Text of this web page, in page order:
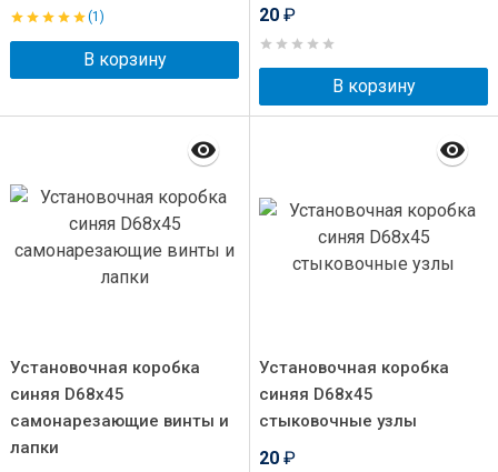
(1)
В корзину
20 ₽
В корзину
Установочная коробка
синяя D68x45
самонарезающие винты и
лапки
Установочная коробка
синяя D68x45
стыковочные узлы
20 ₽